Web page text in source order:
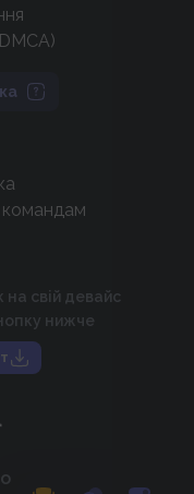
командам
свій девайс
нижче